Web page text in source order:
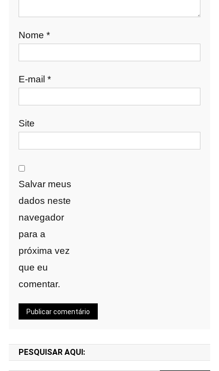
Nome *
E-mail *
Site
Salvar meus
dados neste
navegador
para a
próxima vez
que eu
comentar.
PESQUISAR AQUI: